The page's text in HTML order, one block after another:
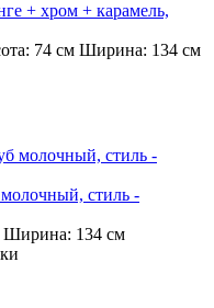
+ хром + карамель,
74 см Ширина: 134 см
стиль -
Ширина: 134 см